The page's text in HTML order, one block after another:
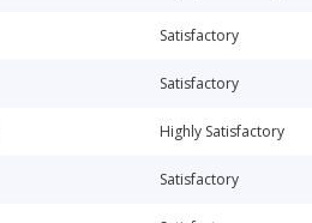
Satisfactory
Satisfactory
Highly Satisfactory
Satisfactory